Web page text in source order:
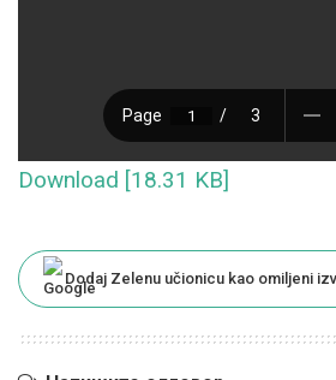
Download [18.31 KB]
Dodaj Zelenu učionicu kao omiljeni